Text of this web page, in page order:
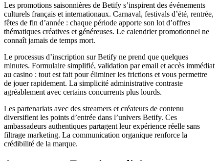
Les promotions saisonnières de Betify s’inspirent des événements
culturels français et internationaux. Carnaval, festivals d’été, rentrée,
fêtes de fin d’année : chaque période apporte son lot d’offres
thématiques créatives et généreuses. Le calendrier promotionnel ne
connaît jamais de temps mort.
Le processus d’inscription sur Betify ne prend que quelques
minutes. Formulaire simplifié, validation par email et accès immédiat
au casino : tout est fait pour éliminer les frictions et vous permettre
de jouer rapidement. La simplicité administrative contraste
agréablement avec certains concurrents plus lourds.
Les partenariats avec des streamers et créateurs de contenu
diversifient les points d’entrée dans l’univers Betify. Ces
ambassadeurs authentiques partagent leur expérience réelle sans
filtrage marketing. La communication organique renforce la
crédibilité de la marque.